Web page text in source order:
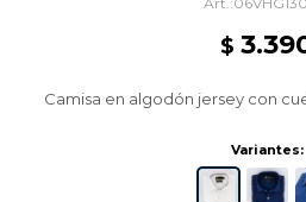
$
Camisa en algodón jersey con
Variantes: